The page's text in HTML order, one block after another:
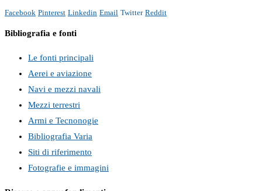
Facebook Pinterest Linkedin Email Twitter Reddit
Bibliografia e fonti
Le fonti principali
Aerei e aviazione
Navi e mezzi navali
Mezzi terrestri
Armi e Tecnonogie
Bibliografia Varia
Siti di riferimento
Fotografie e immagini